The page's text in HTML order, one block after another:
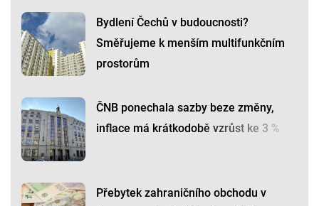
Bydlení Čechů v budoucnosti?
Směřujeme k menším multifunkčním
prostorům
ČNB ponechala sazby beze změny,
inflace má krátkodobě vzrůst ke 3 %
Přebytek zahraničního obchodu v